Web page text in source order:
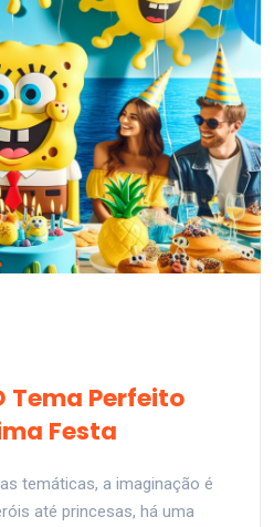
Tema Perfeito
Festa
temáticas, a imaginação é
até princesas, há uma